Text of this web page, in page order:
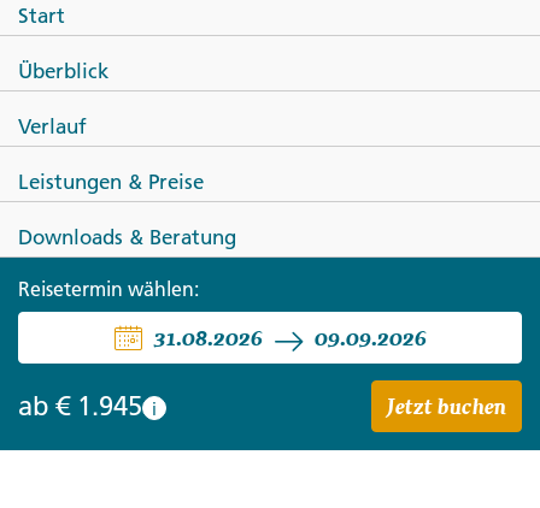
LITAUEN
Wandern im Baltikum
Start
Überblick
Verlauf
Leistungen & Preise
Downloads & Beratung
Reisetermin wählen:
31.08.2026 09.09.2026
ab € 1.945 i Jetzt buchen